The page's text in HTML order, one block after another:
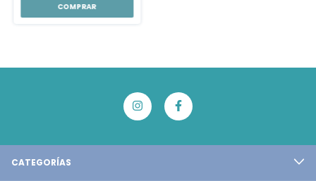
COMPRAR
CATEGORÍAS